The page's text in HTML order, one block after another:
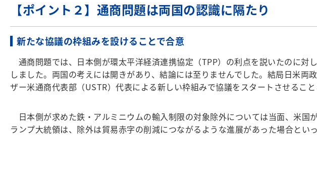
【ポイント２】通商問題は両国の認識に隔たり
新たな協議の枠組みを設けることで合意
通商問題では、日本側が環太平洋経済連携協定（TPP）の利点を説いたのに対
しました。両国の考えには開きがあり、結論には至りませんでした。結局日米両
ザー米通商代表部（USTR）代表による新しい枠組みで協議をスタートさせること
日本側が求めた鉄・アルミニウムの輸入制限の対象除外については当面、米国
ランプ大統領は、除外は貿易赤字の削減につながるような進展があった場合とい